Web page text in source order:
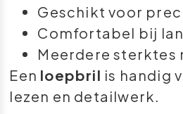
Geschikt voor
Comfortabel bij
Meerdere sterktes
Een loepbril is handig
lezen en detailwerk.